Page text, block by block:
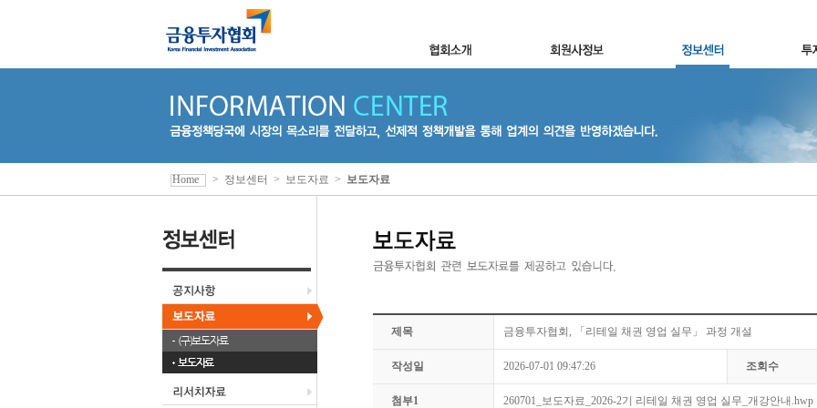
(구)보도자료
보도자료
Home > 정보센터 > 보도자료 > 보도자료
제목 금융투자협회, 「리테일 채권 영업 실무」 과정 개설
작성일 2026-07-01 09:47:26 조회수
첨부1 260701_보도자료_2026-2기 리테일 채권 영업 실무_개강안내.hwp